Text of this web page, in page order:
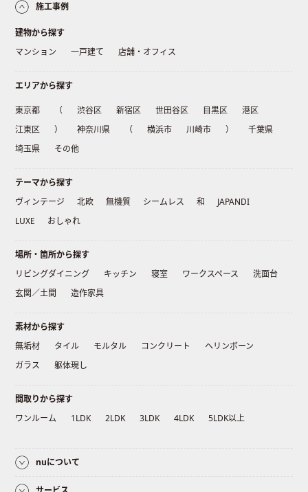
施工事例
建物から探す
マンション
一戸建て 店舗・オフィス
エリアから探す
東京都 （ 渋谷区 新宿区 世田谷区 目黒区
港区
江東区
） 神奈川県 （ 横浜市 川崎市 ）
千葉県
埼玉県
その他
テーマから探す
ヴィンテージ
北欧 無機質 シームレス 和
JAPANDI
LUXE
おしゃれ
場所・箇所から探す
リビングダイニング
キッチン 寝室 ワークスペース
洗面台
玄関／土間
造作家具
素材から探す
無垢材
タイル モルタル コンクリート
ヘリンボーン
ガラス
躯体現し
間取りから探す
ワンルーム
1LDK 2LDK 3LDK 4LDK 5LDK以上
nuについて